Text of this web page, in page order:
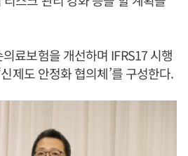
료보험을 개선하며 IFRS17 시행
제도 안정화 협의체’를 구성한다.